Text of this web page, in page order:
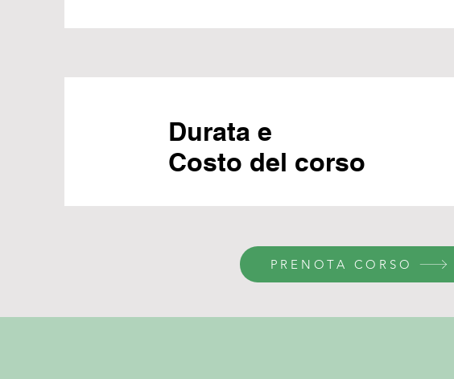
Durata e
Costo del corso
PRENOTA CORSO